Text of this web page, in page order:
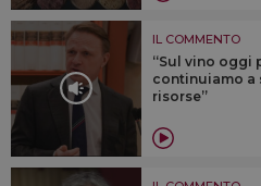
IL COMMENTO
“Sul vino oggi
continuiamo a
risorse”